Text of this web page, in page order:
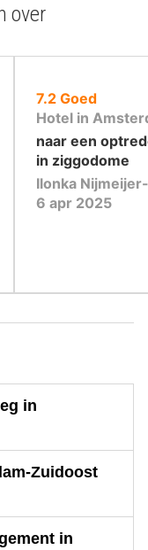
over
7.2 uit
10
,
Goed
Hotel in
naar een
in ziggodome
Ilonka
6 apr 2025
in
Zuidoost
in